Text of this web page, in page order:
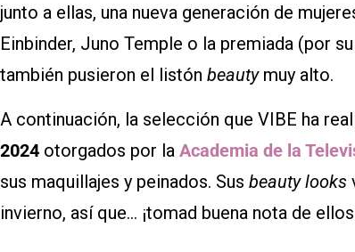
junto a ellas, una nueva generación de
Einbinder, Juno Temple o la premiada (por
también pusieron el listón beauty muy alto.
A continuación, la selección que VIBE ha
2024 otorgados por la Academia de la
sus maquillajes y peinados. Sus beauty looks
invierno, así que… ¡tomad buena nota de